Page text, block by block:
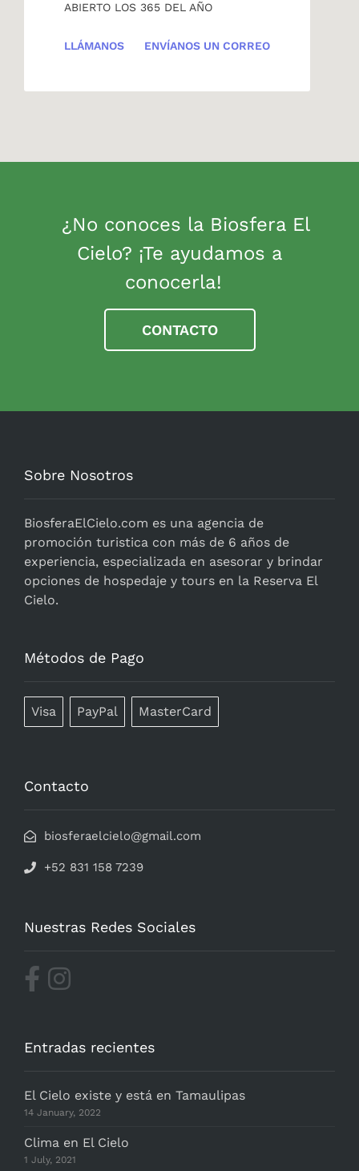
ABIERTO LOS 365 DEL AÑO
LLÁMANOS ENVÍANOS UN CORREO
¿No conoces la Biosfera El
Cielo? ¡Te ayudamos a
conocerla!
CONTACTO
Sobre Nosotros
BiosferaElCielo.com es una agencia de
promoción turistica con más de 6 años de
experiencia, especializada en asesorar y brindar
opciones de hospedaje y tours en la Reserva El
Cielo.
Métodos de Pago
Visa PayPal MasterCard
Contacto
biosferaelcielo@gmail.com
+52 831 158 7239
Nuestras Redes Sociales
Entradas recientes
El Cielo existe y está en Tamaulipas
14 January, 2022
Clima en El Cielo
1 July, 2021